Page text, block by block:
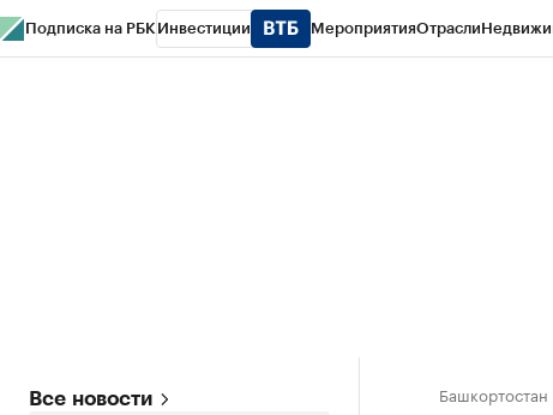
Подписка на РБК Инвестиции МероприятияОтрасли
Все новости Башкортостан